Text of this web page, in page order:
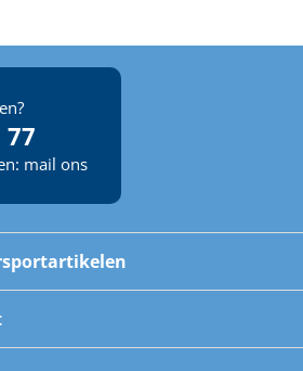
77
mail ons